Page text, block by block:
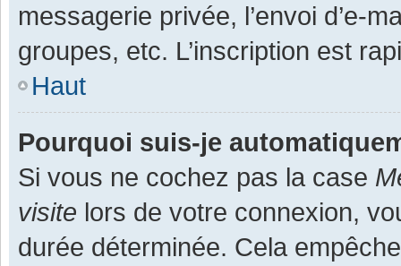
messagerie privée, l’envoi d’e-
groupes, etc. L’inscription est
Haut
Pourquoi suis-je
Si vous ne cochez pas la case
visite lors de votre connexion,
durée déterminée. Cela